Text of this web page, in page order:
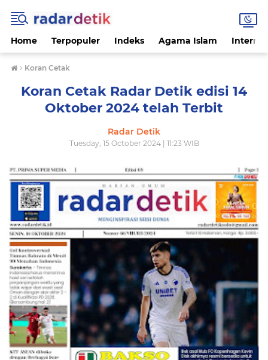
Home Terpopuler Indeks Agama Islam
› Koran Cetak
Koran Cetak Radar Detik edisi 14
Oktober 2024 telah Terbit
Radar Detik
Tuesday, 15 October 2024 | 11:23 WIB